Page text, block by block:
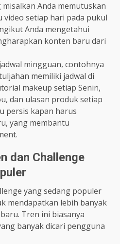
Anda memutuskan
setiap hari pada pukul
Anda mengetahui
konten baru dari
mingguan, contohnya
memiliki jadwal di
makeup setiap Senin,
dan ulasan produk setiap
persis kapan harus
yang membantu
dan Challenge
yang sedang populer
mendapatkan lebih banyak
Tren ini biasanya
banyak dicari pengguna